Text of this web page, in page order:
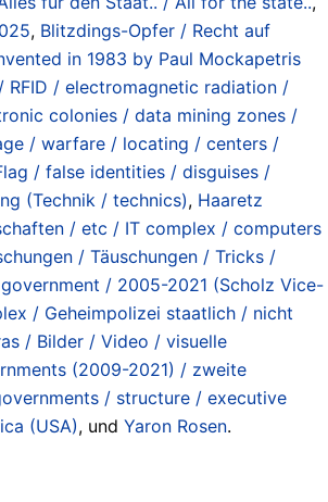
, Blitzdings-Opfer / Recht auf
in 1983 by Paul Mockapetris
RFID / electromagnetic radiation /
colonies / data mining zones /
/ warfare / locating / centers /
/ false identities / disguises /
(Technik / technics), Haaretz
/ etc / IT complex / computers
/ Täuschungen / Tricks /
/ 2005-2021 (Scholz Vice-
/ Geheimpolizei staatlich / nicht
/ Bilder / Video / visuelle
(2009-2021) / zweite
/ structure / executive
(USA), und Yaron Rosen.